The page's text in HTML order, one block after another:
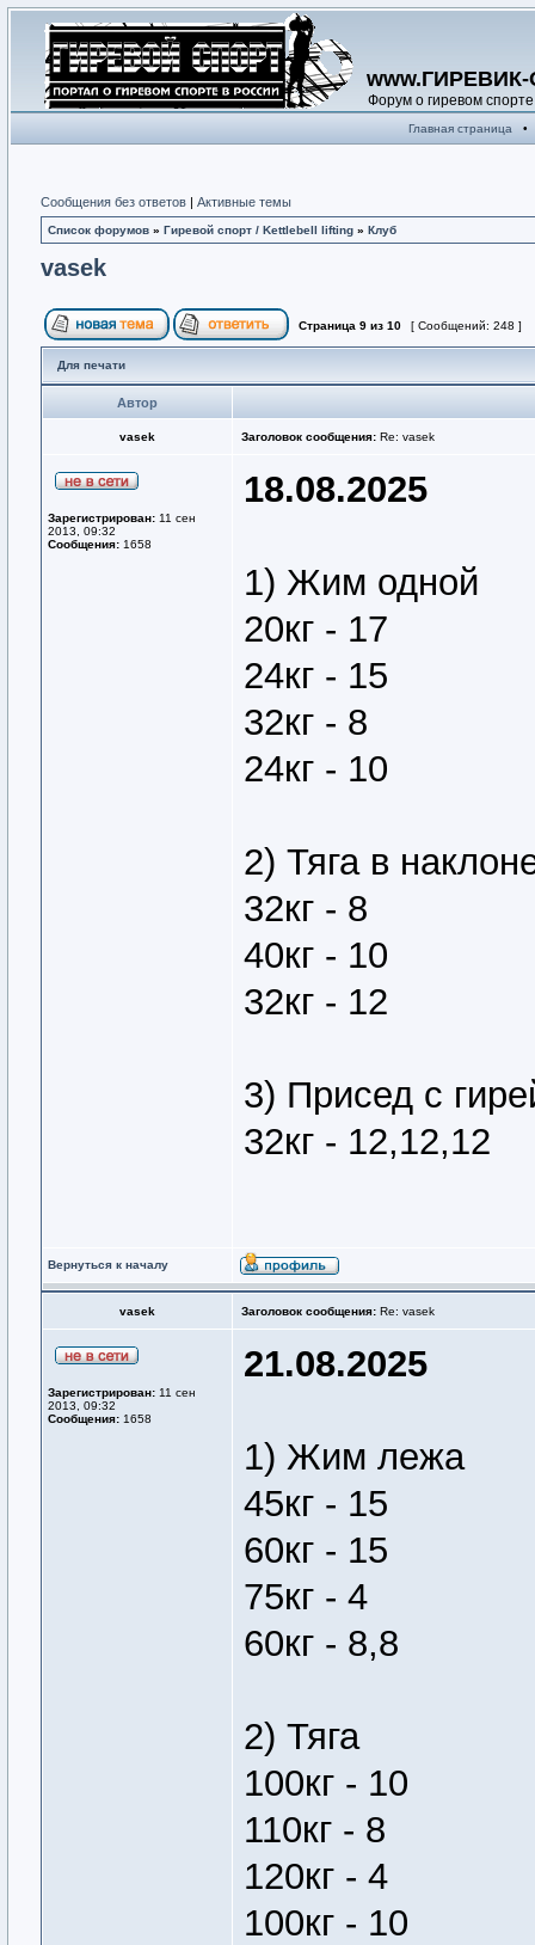
Форум о гиревом спорте
Главная страница •
Сообщения без ответов | Активные темы
Список форумов » Гиревой спорт / Kettlebell lifting » Клуб
vasek
Страница 9 из 10 [ Сообщений: 248 ]
Для печати
Автор
vasek Заголовок сообщения: Re: vasek
Зарегистрирован: 11 сен
2013, 09:32
Сообщения: 1658
18.08.2025
1) Жим одной
20кг - 17
24кг - 15
32кг - 8
24кг - 10
2) Тяга в
32кг - 8
40кг - 10
32кг - 12
3) Присед с
32кг - 12,12,12
Вернуться к началу
vasek Заголовок сообщения: Re: vasek
Зарегистрирован: 11 сен
2013, 09:32
Сообщения: 1658
21.08.2025
1) Жим лежа
45кг - 15
60кг - 15
75кг - 4
60кг - 8,8
2) Тяга
100кг - 10
110кг - 8
120кг - 4
100кг - 10